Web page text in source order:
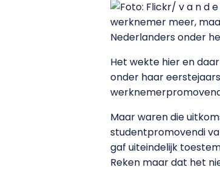
werknemer meer,
Nederlanders onder
Het wekte hier en
onder haar
Maar waren die
studentpromovendi
gaf uiteindelijk
Reken maar dat het